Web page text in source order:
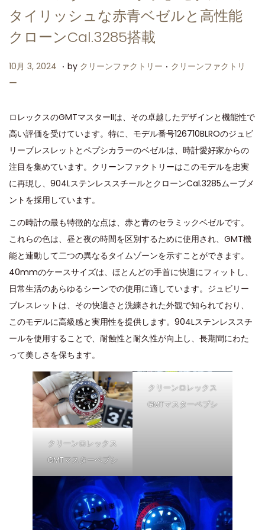
タイリッシュな赤青ベゼルと高性能
クローンCal.3285搭載
P
o
t
e
d
o
n
10月 3, 2024
3
,
2
0
2
4
. by クリーンファクトリー . P
t
e
d
i
n
クリーンファクトリ
ー
ロレックスのGMTマスターIIは、その卓越したデザインと機能性で
高い評価を受けています。特に、モデル番号126710BLROのジュビ
リーブレスレットとペプシカラーのベゼルは、時計愛好家からの
注目を集めています。クリーンファクトリーはこのモデルを忠実
に再現し、904LステンレススチールとクローンCal.3285ムーブメ
ントを採用しています。
この時計の最も特徴的な点は、赤と青のセラミックベゼルです。
これらの色は、昼と夜の時間を区別するために使用され、GMT機
能と連動して二つの異なるタイムゾーンを示すことができます。
40mmのケースサイズは、ほとんどの手首に快適にフィットし、
日常生活のあらゆるシーンでの使用に適しています。ジュビリー
ブレスレットは、その快適さと洗練された外観で知られており、
このモデルに高級感と実用性を提供します。904Lステンレススチ
ールを使用することで、耐蝕性と耐久性が向上し、長期間にわた
って美しさを保ちます。
クリーンロレックス
GMTマスターペプシ
クリーンロレックス
GMTマスターペプシ